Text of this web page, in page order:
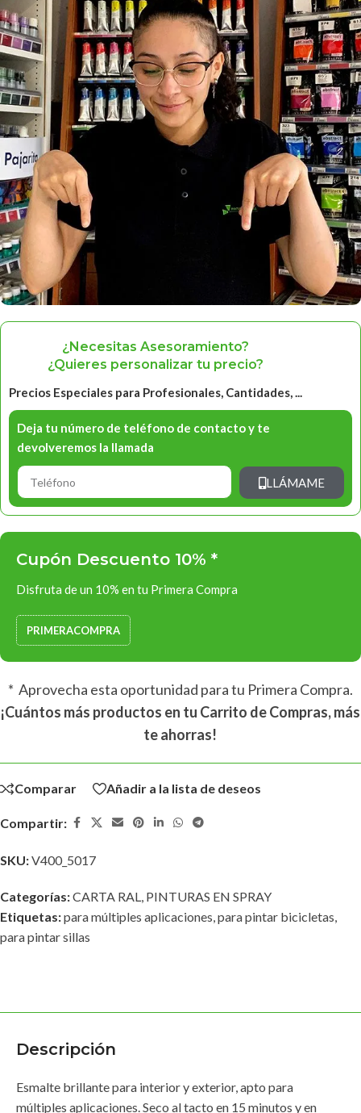
¿Necesitas Asesoramiento?
¿Quieres personalizar tu precio?
Precios Especiales para Profesionales, Cantidades, ...
Deja tu número de teléfono de contacto y te
devolveremos la llamada
LLÁMAME
Cupón Descuento 10% *
Disfruta de un 10% en tu Primera Compra
PRIMERACOMPRA
* Aprovecha esta oportunidad para tu Primera Compra.
¡Cuántos más productos en tu Carrito de Compras, más
te ahorras!
Comparar Añadir a la lista de deseos
Compartir:
SKU:V400_5017
Categorías:CARTA RAL PINTURAS EN SPRAY
Etiquetas:para múltiples aplicaciones para pintar bicicletas
para pintar sillas
Descripción
Esmalte brillante para interior y exterior, apto para
múltiples aplicaciones. Seco al tacto en 15 minutos y en